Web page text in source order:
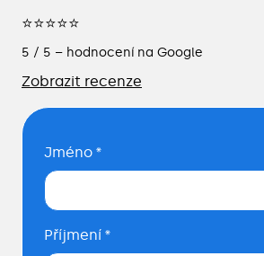
⭐⭐⭐⭐⭐
5 / 5 – hodnocení na Google
Zobrazit recenze
Jméno *
Příjmení *